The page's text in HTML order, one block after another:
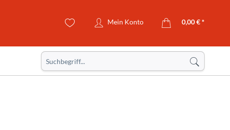
Mein Konto 0,00 € *